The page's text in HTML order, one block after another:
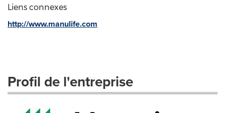
Liens connexes
http://www.manulife.com
Profil de l'entreprise